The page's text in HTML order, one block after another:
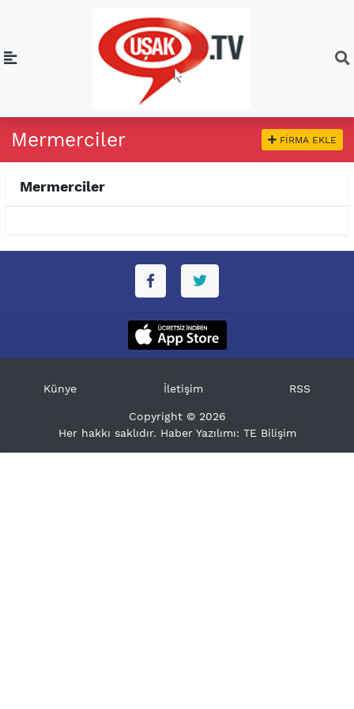
Mermerciler FIRMA EKLE
Mermerciler
Künye İletişim RSS
Copyright © 2026
Her hakkı saklıdır. Haber Yazılımı: TE Bilişim